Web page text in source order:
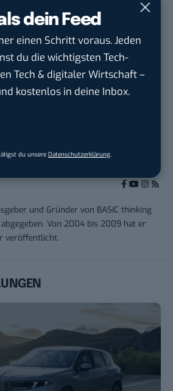
dein Feed
einen Schritt voraus. Jeden
du die wichtigsten Tech-
Tech & digitaler Wirtschaft –
kostenlos in deine Inbox.
du unsere Datenschutzerklärung
/ Mob...
und Gründer von BASIC thinking
Von 2004 bis 2009 hat er
veröffentlicht.